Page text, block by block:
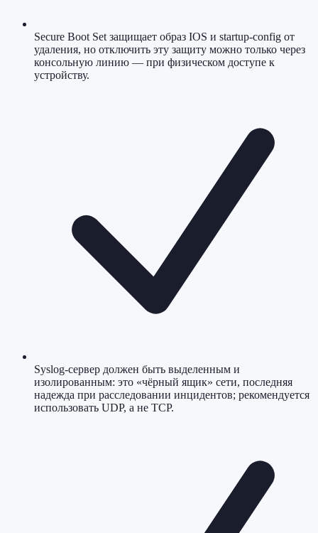
Secure Boot Set защищает образ IOS и startup-config от
удаления, но отключить эту защиту можно только через
консольную линию — при физическом доступе к
устройству.
Syslog-сервер должен быть выделенным и
изолированным: это «чёрный ящик» сети, последняя
надежда при расследовании инцидентов; рекомендуется
использовать UDP, а не TCP.